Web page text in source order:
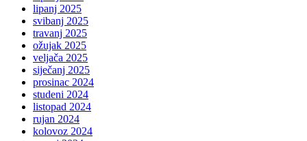
lipanj 2025
svibanj 2025
travanj 2025
ožujak 2025
veljača 2025
siječanj 2025
prosinac 2024
studeni 2024
listopad 2024
rujan 2024
kolovoz 2024